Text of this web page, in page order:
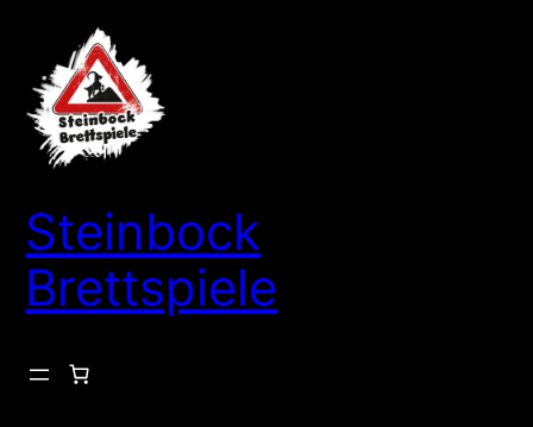
springen
Steinbock
Brettspiele